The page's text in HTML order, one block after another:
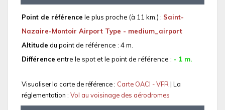
Point de référence le plus proche (à 11 km.) : Saint-
Nazaire-Montoir Airport Type - medium_airport
Altitude du point de référence : 4 m.
Différence entre le spot et le point de référence : - 1 m.
Visualiser la carte de référence : Carte OACI - VFR| La
réglementation : Vol au voisinage des aérodromes